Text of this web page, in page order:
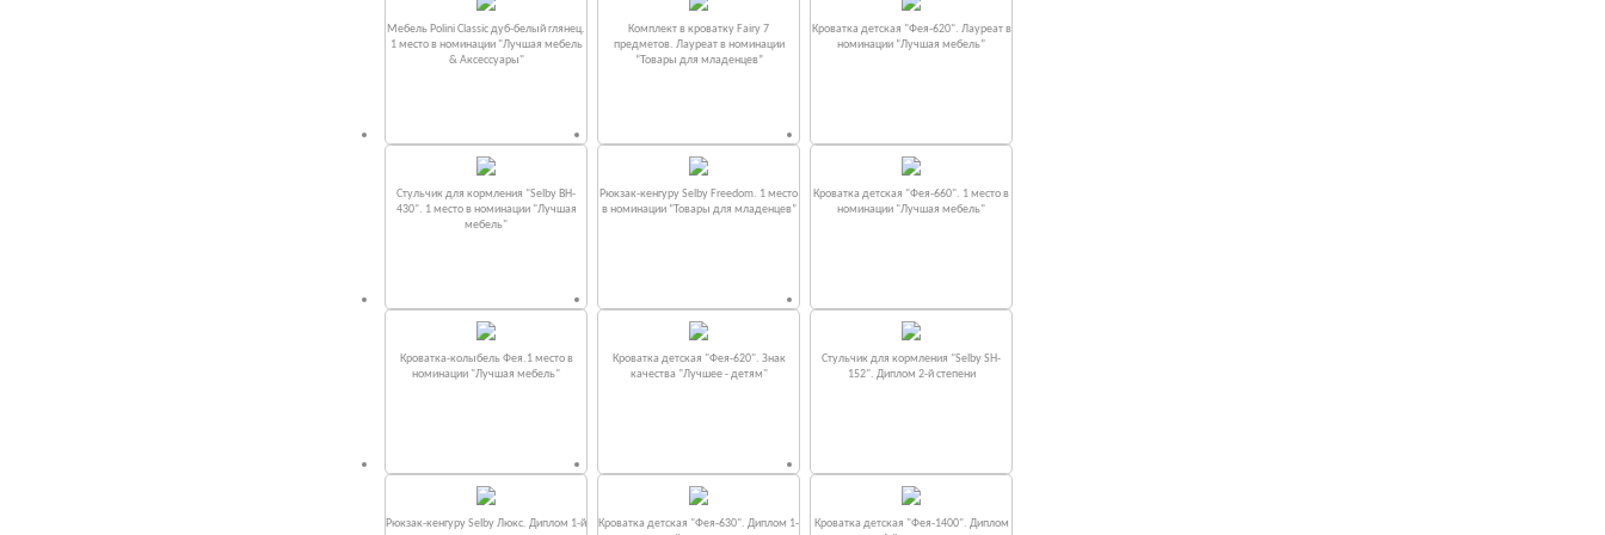
Мебель Polini Classic дуб-белый глянец.
1 место в номинации "Лучшая мебель
& Аксессуары"
Комплект в кроватку Fаiry 7
предметов. Лауреат в номинации
“Товары для младенцев”
Кроватка детская "Фея-620". Лауреат в
номинации “Лучшая мебель”
Стульчик для кормления "Selby BH-
430". 1 место в номинации "Лучшая
мебель"
Рюкзак-кенгуру Selby Freedom. 1 место
в номинации “Товары для младенцев”
Кроватка детская "Фея-660". 1 место в
номинации "Лучшая мебель"
Кроватка-колыбель Фея.1 место в
номинации "Лучшая мебель"
Кроватка детская "Фея-620". Знак
качества "Лучшее - детям"
Стульчик для кормления "Selby SH-
152". Диплом 2-й степени
Рюкзак-кенгуру Selby Люкс. Диплом 1-й
Кроватка детская "Фея-630". Диплом 1-
Кроватка детская "Фея-1400". Диплом